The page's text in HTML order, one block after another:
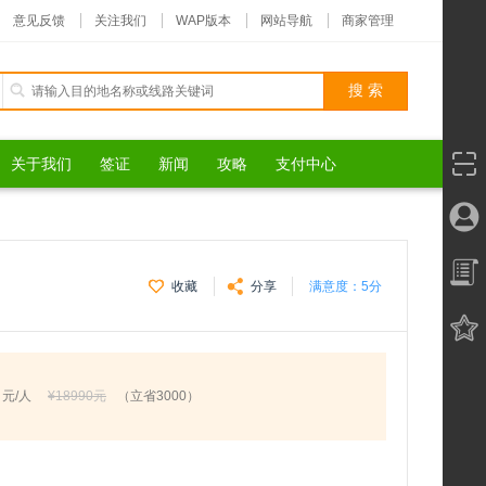
意见反馈 关注我们 WAP版本 网站导航 商家管理
关于我们 签证 新闻 攻略 支付中心
收藏 分享 满意度： 5分
元/人 ¥18990元 （立省3000）